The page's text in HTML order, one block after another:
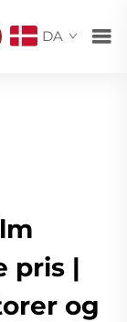
DA
pris |
og